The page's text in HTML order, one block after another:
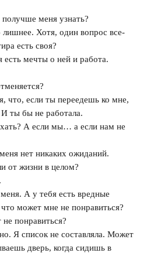
меня узнать?
Хотя, один вопрос все-
есть своя?
мечты о ней и работа.
что, если ты переедешь ко мне,
ты бы не работала.
А если мы… а если нам не
нет никаких ожиданий.
от жизни в целом?
А у тебя есть вредные
может мне не понравиться?
понравиться?
Я список не составляла. Может
дверь, когда сидишь в